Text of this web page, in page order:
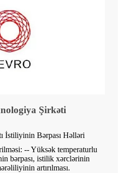
Şirkəti
İstiliyinin Bərpası Həlləri
-- Yüksək temperaturlu
bərpası, istilik xərclərinin
artırılması.